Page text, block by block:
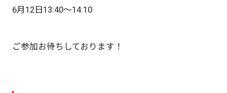
6月12日13:40〜14:10
ご参加お待ちしております！